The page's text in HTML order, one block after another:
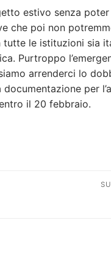
estivo senza
che poi non
le istituzioni sia
Purtroppo
arrenderci lo
per
il 20 febbraio.